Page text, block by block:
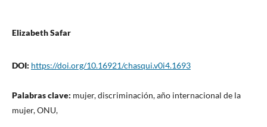
Elizabeth Safar
DOI: https://doi.org/10.16921/chasqui.v0i4.1693
Palabras clave: mujer, discriminación, año internacional de la
mujer, ONU,